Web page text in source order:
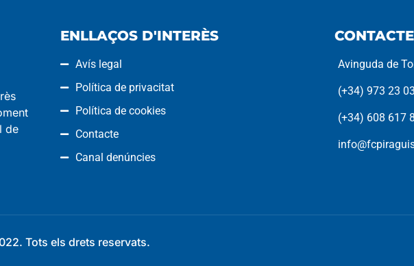
de
ENLLAÇOS D'INTERÈS
Avís legal
Política de privacitat
Política de cookies
Contacte
Canal denúncies
CONTACTE
Avinguda de
(+34) 973 23
(+34) 608 617
Tots els drets reservats.